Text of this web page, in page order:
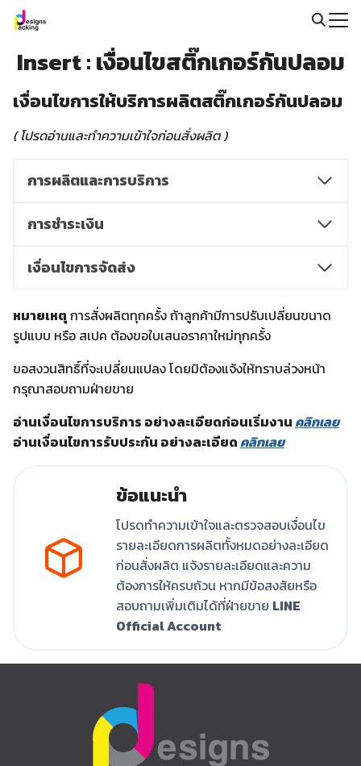
Skip
for:
Insert : เงื่อนไขสติ๊กเกอร์กันปลอม
เงื่อนไขการให้บริการผลิตสติ๊กเกอร์กันปลอม
( โปรดอ่านและทำความเข้าใจก่อนสั่งผลิต )
การผลิตและการบริการ
การชำระเงิน
เงื่อนไขการจัดส่ง
หมายเหตุการสั่งผลิตทุกครั้ง ถ้าลูกค้ามีการปรับเปลี่ยนขนาด
รูปแบบ หรือ สเปค ต้องขอใบเสนอราคาใหม่ทุกครั้ง
ขอสงวนสิทธิ์ที่จะเปลี่ยนแปลง โดยมิต้องแจ้งให้ทราบล่วงหน้า
กรุณาสอบถามฝ่ายขาย
อ่านเงื่อนไขการบริการ อย่างละเอียดก่อนเริ่มงานคลิกเลย
อ่านเงื่อนไขการรับประกัน อย่างละเอียดคลิกเลย
ข้อแนะนำ
โปรดทำความเข้าใจและตรวจสอบเงื่อนไข
รายละเอียดการผลิตทั้งหมดอย่างละเอียด
ก่อนสั่งผลิต แจ้งรายละเอียดและความ
ต้องการให้ครบถ้วน หากมีข้อสงสัยหรือ
สอบถามเพิ่มเติมได้ที่ฝ่ายขาย LINE
Official Account